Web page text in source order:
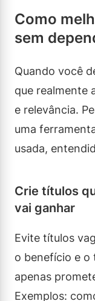
Como
sem
Quando você
que realmente
e relevância.
uma
usada,
Crie títulos
vai ganhar
Evite títulos
o benefício e o
apenas
Exemplos: